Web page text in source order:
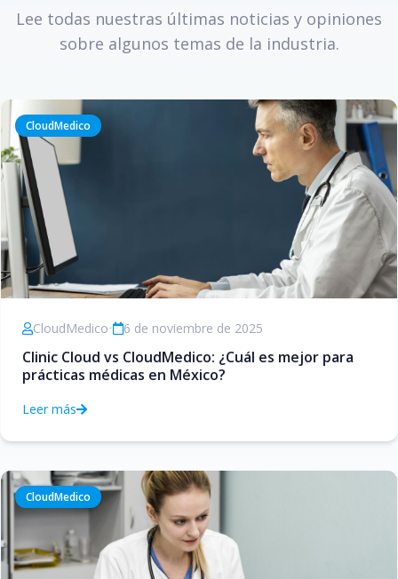
Lee todas nuestras últimas noticias y opiniones
sobre algunos temas de la industria.
CloudMedico
CloudMedico• 6 de noviembre de 2025
Clinic Cloud vs CloudMedico: ¿Cuál es mejor para
prácticas médicas en México?
Leer más
CloudMedico